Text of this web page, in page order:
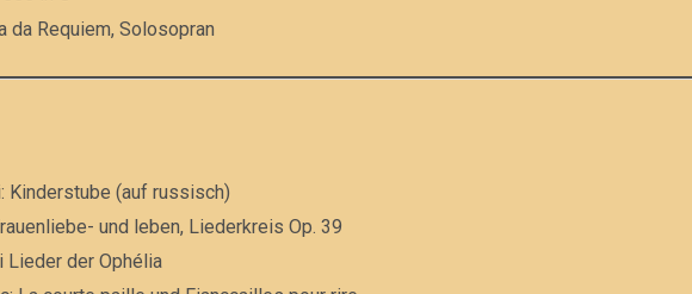
da Requiem, Solosopran
Kinderstube (auf russisch)
und leben, Liederkreis Op. 39
Lieder der Ophélia